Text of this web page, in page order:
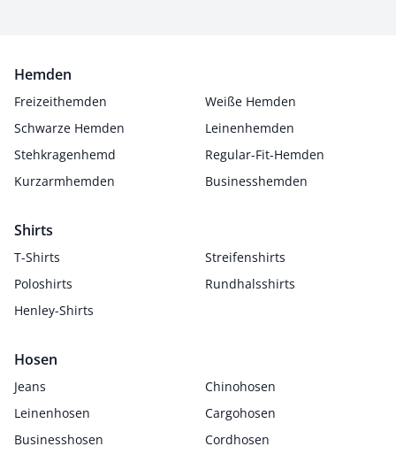
Hemden
Freizeithemden
Weiße Hemden
Schwarze Hemden
Leinenhemden
Stehkragenhemd
Regular-Fit-Hemden
Kurzarmhemden
Businesshemden
Shirts
T-Shirts
Streifenshirts
Poloshirts
Rundhalsshirts
Henley-Shirts
Hosen
Jeans
Chinohosen
Leinenhosen
Cargohosen
Businesshosen
Cordhosen